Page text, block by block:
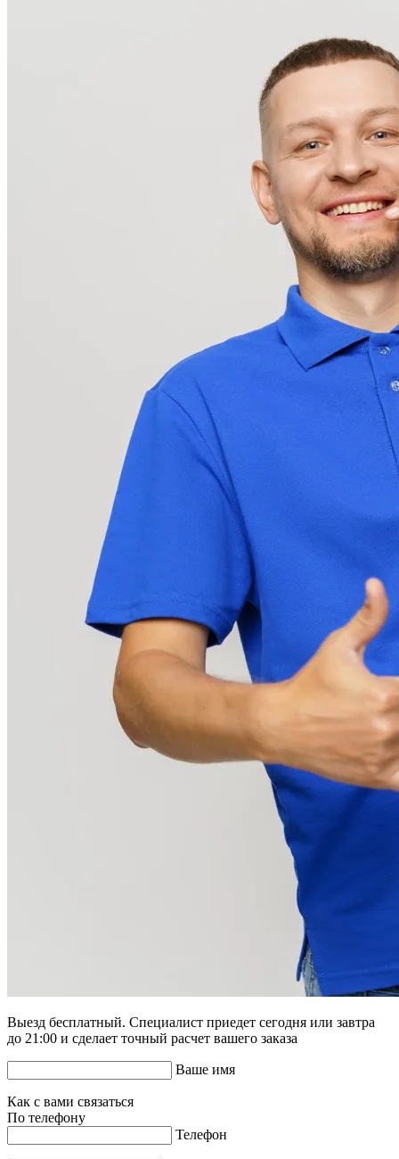
Выезд бесплатный. Специалист приедет сегодня или завтра
до 21:00 и сделает точный расчет вашего заказа
Ваше имя
Как с вами связаться
По телефону
Телефон